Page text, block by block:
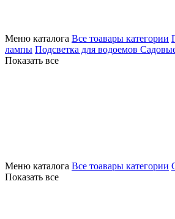
Меню каталога Все тоавары категории
лампы Подсветка для водоемов
Показать все
Меню каталога Все тоавары категории
Показать все